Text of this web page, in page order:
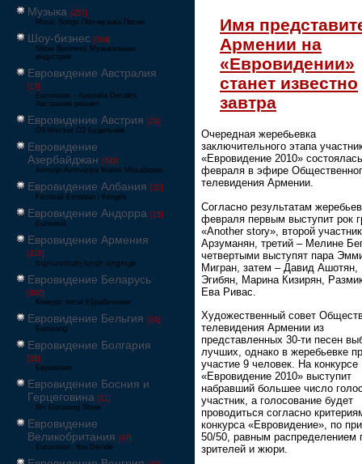
Музыка [257]
Music Songs Поп-музыка Песни
Шоу-бизнес [564]
Show Business Музыкальная
индустрия
Евровидение Австралия
[17]
Eurovision – Australia Decides
Австралия решает
Евровидение Австрия [24]
Ö3-Wecker Ö3 Будильник
Евровидение
Азербайджан [549]
Avrovijn Avroviziya Mahnı Müsabiqəsi
Евровидение Албания [32]
Festivali Evropian i Këngës
Евровидение Андорра [15]
Eurovisió
Евровидение Армения
[228]
Եվրատեսիլ երգի մրցույթ
Евровидение Беларусь
[600]
Конкурс песні Еўрабачанне
Евровидение Бельгия [24]
Eurosong
Евровидение Болгария
[26]
Евровизия
Евровидение Босния и
Герцеговина [21]
BH Eurosong Show
Евровидение
Великобритания [67]
Eurovision: You Decide
Имя
Армении на
«Евровидении»
станет известно
завтра
Очередная жеребьевка
заключительного этапа
«Евровидение 2010»
февраля в эфире
телевидения Армении.
Согласно результатам
февраля первым выступит рок
«Another story», второй
Арзуманян, третий – Мелине
четвертыми выступят пара
Мигран, затем – Давид Ашотян,
Эгибян, Марина Кизирян,
Ева Ривас.
Художественный совет
телевидения Армении из
представленных 30-ти песен
лучших, однако в жеребьевке
участие 9 человек. На конкурсе
«Евровидение 2010» выступит
набравший большее число
участник, а голосование будет
проводиться согласно
конкурса «Евровидение», по
50/50, равным распределением
зрителей и жюри.